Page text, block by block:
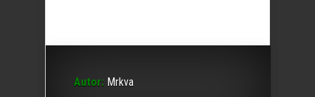
Autor: Mrkva